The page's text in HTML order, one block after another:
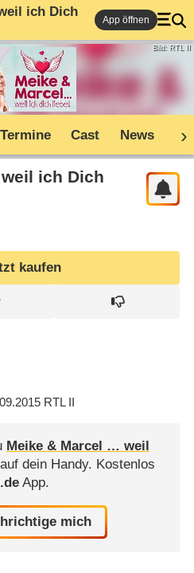
ich Dich
App öffnen
Bild: RTL II
Cast News
ich Dich
kaufen
RTL II
Meike & Marcel … weil
dein Handy. Kostenlos
App.
mich